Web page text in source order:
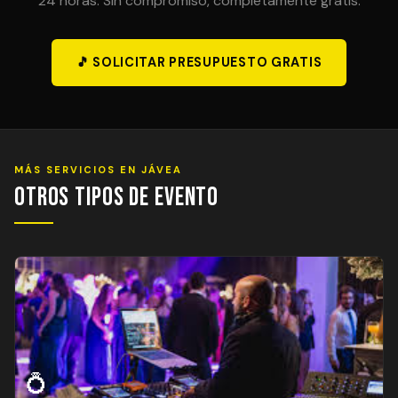
🎵 SOLICITAR PRESUPUESTO GRATIS
MÁS SERVICIOS EN JÁVEA
Otros Tipos de Evento
💍